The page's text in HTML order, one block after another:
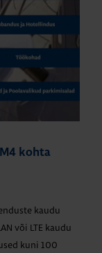
kohta
kaudu
või LTE kaudu
kuni 100